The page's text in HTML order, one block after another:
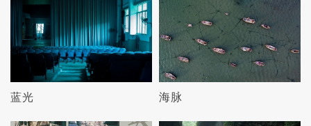
蓝光 海脉